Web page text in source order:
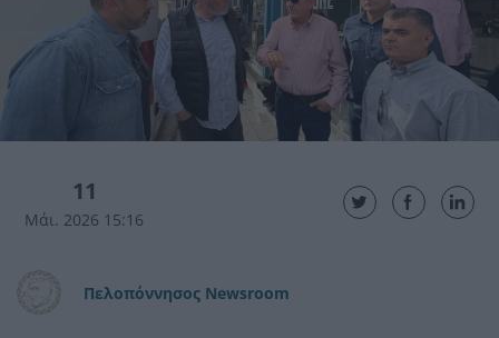
11
Μάι. 2026 15:16
Πελοπόννησος Newsroom